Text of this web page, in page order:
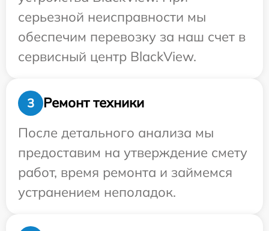
серьезной неисправности мы
обеспечим перевозку за наш счет в
сервисный центр BlackView.
3
Ремонт техники
После детального анализа мы
предоставим на утверждение смету
работ, время ремонта и займемся
устранением неполадок.